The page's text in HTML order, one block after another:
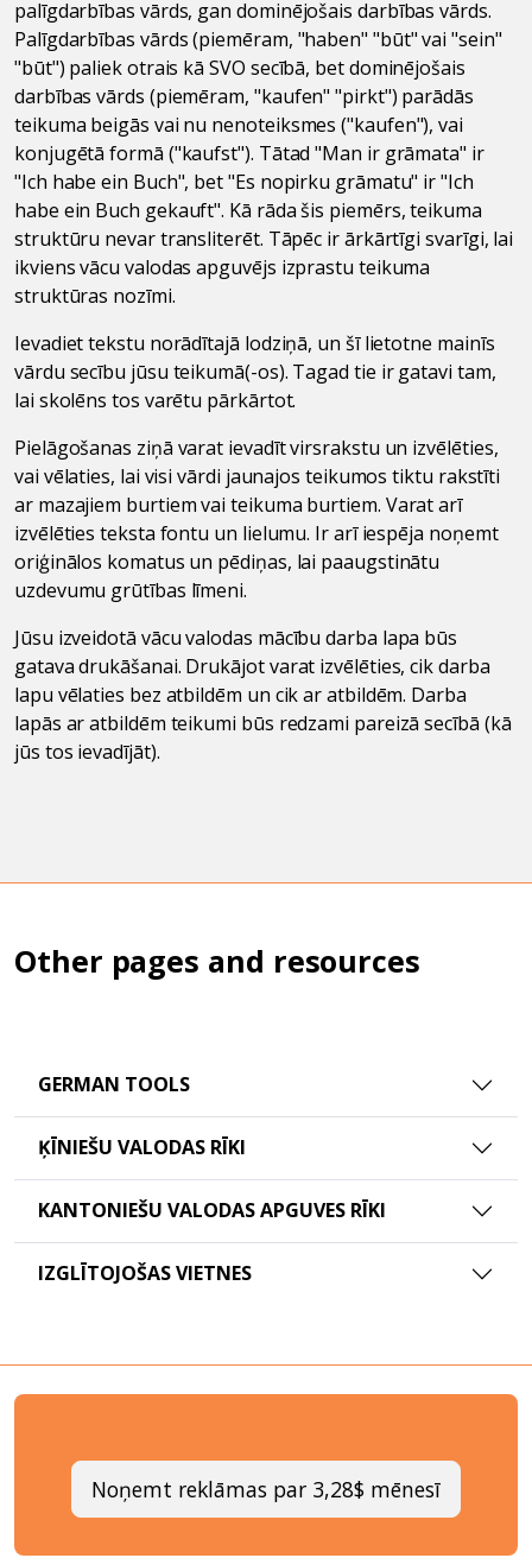
palīgdarbības vārds, gan dominējošais darbības vārds.
Palīgdarbības vārds (piemēram, "haben" "būt" vai "sein"
"būt") paliek otrais kā SVO secībā, bet dominējošais
darbības vārds (piemēram, "kaufen" "pirkt") parādās
teikuma beigās vai nu nenoteiksmes ("kaufen"), vai
konjugētā formā ("kaufst"). Tātad "Man ir grāmata" ir
"Ich habe ein Buch", bet "Es nopirku grāmatu" ir "Ich
habe ein Buch gekauft". Kā rāda šis piemērs, teikuma
struktūru nevar transliterēt. Tāpēc ir ārkārtīgi svarīgi, lai
ikviens vācu valodas apguvējs izprastu teikuma
struktūras nozīmi.
Ievadiet tekstu norādītajā lodziņā, un šī lietotne mainīs
vārdu secību jūsu teikumā(-os). Tagad tie ir gatavi tam,
lai skolēns tos varētu pārkārtot.
Pielāgošanas ziņā varat ievadīt virsrakstu un izvēlēties,
vai vēlaties, lai visi vārdi jaunajos teikumos tiktu rakstīti
ar mazajiem burtiem vai teikuma burtiem. Varat arī
izvēlēties teksta fontu un lielumu. Ir arī iespēja noņemt
oriģinālos komatus un pēdiņas, lai paaugstinātu
uzdevumu grūtības līmeni.
Jūsu izveidotā vācu valodas mācību darba lapa būs
gatava drukāšanai. Drukājot varat izvēlēties, cik darba
lapu vēlaties bez atbildēm un cik ar atbildēm. Darba
lapās ar atbildēm teikumi būs redzami pareizā secībā (kā
jūs tos ievadījāt).
Other pages and resources
GERMAN TOOLS
ĶĪNIEŠU VALODAS RĪKI
KANTONIEŠU VALODAS APGUVES RĪKI
IZGLĪTOJOŠAS VIETNES
Noņemt reklāmas par 3,28$ mēnesī